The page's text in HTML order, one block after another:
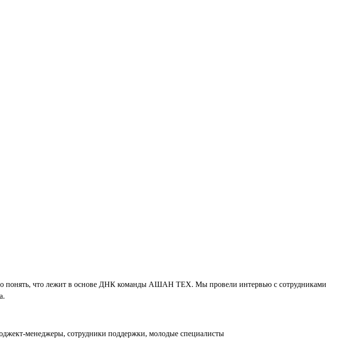
понять, что лежит в основе ДНК команды АШАН ТЕХ. Мы провели интервью с сотрудниками
менеджеры, сотрудники поддержки, молодые специалисты